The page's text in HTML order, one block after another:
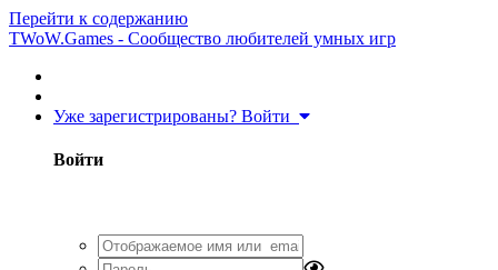
Перейти к содержанию
TWoW.Games - Сообщество любителей умных игр
Уже зарегистрированы? Войти
Войти